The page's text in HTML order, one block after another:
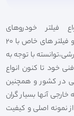
فیلتر خودروهای
سواری،سنگین،راهسازی و دستگاه های صنعتی و فیلتر های خاص با 20
با توجه به
خود تا کنون انواع
در کشور و همچنین
آنها بسیار گران
نمونه اصلی و کیفیت